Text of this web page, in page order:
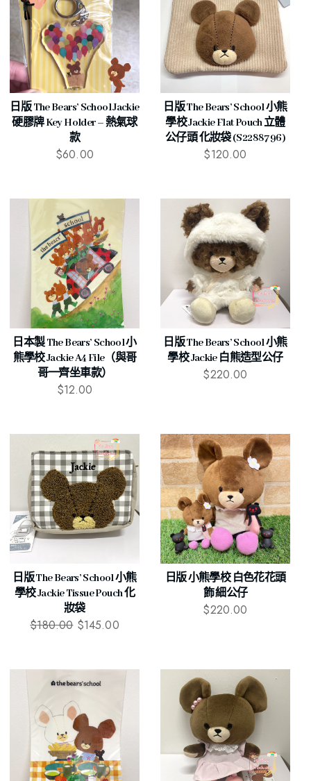
日版 The Bears’ School Jackie
硬膠牌 Key Holder – 熱氣球
款
$60.00
日版 The Bears’ School 小熊
學校 Jackie Flat Pouch 立體
公仔頭 化妝袋 (S2288796)
$120.00
日本製 The Bears’ School 小
熊學校 Jackie A4 File（與哥
哥一齊坐車款）
$12.00
日版 The Bears’ School 小熊
學校 Jackie 白熊造型公仔
$220.00
日版 The Bears’ School 小熊
學校 Jackie Tissue Pouch 化
妝袋
$180.00 $145.00
日版 小熊學校 白色花花頭
飾 細公仔
$220.00